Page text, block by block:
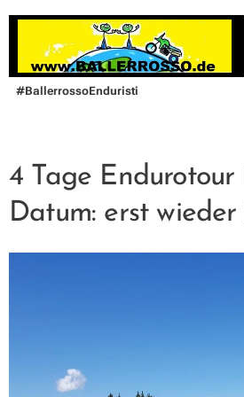
#BallerrossoEnduristi
4 Tage Endurotour
Datum: erst